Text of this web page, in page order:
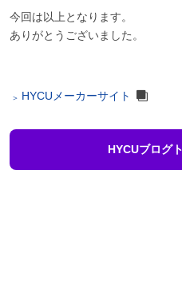
今回は以上となります。
ありがとうございました。
HYCUメーカーサイト
HYCUブログ